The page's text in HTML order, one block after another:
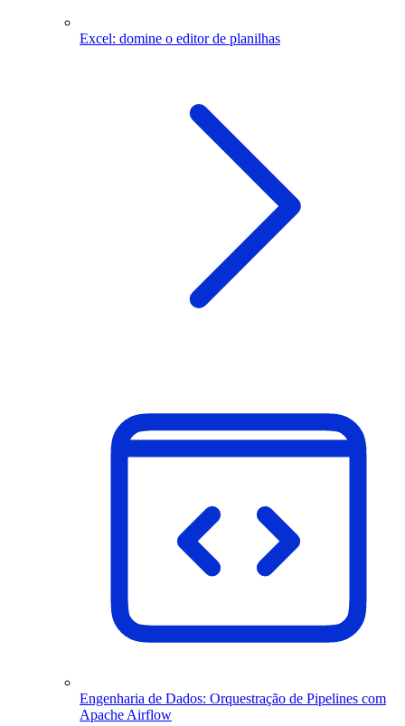
Excel: domine o editor de planilhas
Engenharia de Dados: Orquestração de Pipelines com
Apache Airflow